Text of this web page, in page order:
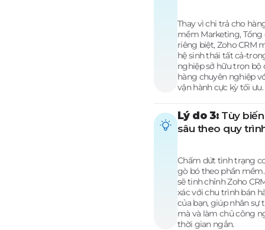
Thay vì chi trả cho
mềm Marketing, Tổng
riêng biệt, Zoho CRM
hệ sinh thái tất cả-
nghiệp sở hữu trọn bộ
hàng chuyên nghiệp
vận hành cực kỳ tối ưu.
Lý do 3:Tùy
sâu theo quy
Chấm dứt tình trạng
gò bó theo phần
sẽ tinh chỉnh Zoho
xác với chu trình bán
của bạn, giúp nhân sự
mà và làm chủ công
thời gian ngắn.